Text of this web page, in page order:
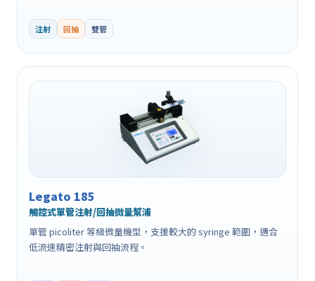
注射 回抽 雙管
Legato 185
觸控式單管注射/回抽微量幫浦
單管 picoliter 等級微量機型，支援較大的 syringe 範圍，適合
低流速精密注射與回抽流程。